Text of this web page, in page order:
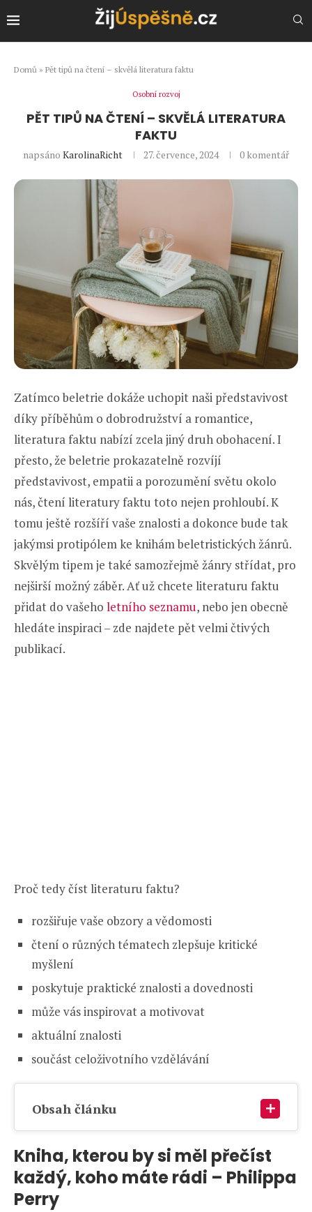
Domů » Pět tipů na čtení – skvělá literatura faktu
Osobní rozvoj
PĚT TIPŮ NA ČTENÍ – SKVĚLÁ LITERATURA
FAKTU
napsáno KarolinaRicht 27. července, 2024 0 komentář
Zatímco beletrie dokáže uchopit naši představivost
díky příběhům o dobrodružství a romantice,
literatura faktu nabízí zcela jiný druh obohacení. I
přesto, že beletrie prokazatelně rozvíjí
představivost, empatii a porozumění světu okolo
nás, čtení literatury faktu toto nejen prohloubí. K
tomu ještě rozšíří vaše znalosti a dokonce bude tak
jakýmsi protipólem ke knihám beletristických žánrů.
Skvělým tipem je také samozřejmě žánry střídat, pro
nejširší možný záběr. Ať už chcete literaturu faktu
přidat do vašeho letního seznamu, nebo jen obecně
hledáte inspiraci – zde najdete pět velmi čtivých
publikací.
Proč tedy číst literaturu faktu?
rozšiřuje vaše obzory a vědomosti
čtení o různých tématech zlepšuje kritické
myšlení
poskytuje praktické znalosti a dovednosti
může vás inspirovat a motivovat
aktuální znalosti
součást celoživotního vzdělávání
Obsah článku
Kniha, kterou by si měl přečíst
každý, koho máte rádi – Philippa
Perry